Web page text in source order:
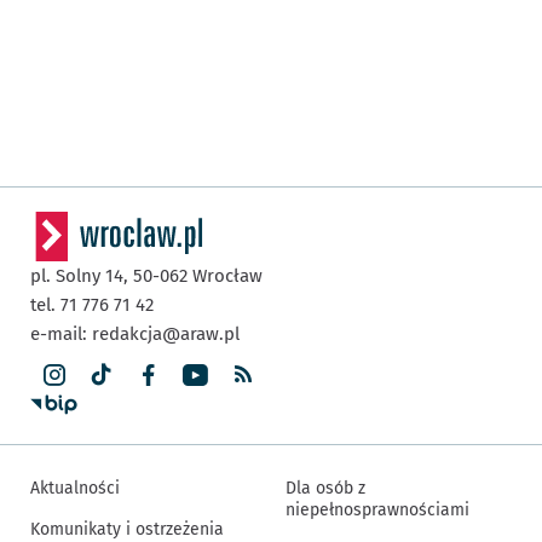
pl. Solny 14, 50-062 Wrocław
tel. 71 776 71 42
e-mail: redakcja@araw.pl
Aktualności
Komunikaty i ostrzeżenia
Dla osób z
niepełnosprawnościami